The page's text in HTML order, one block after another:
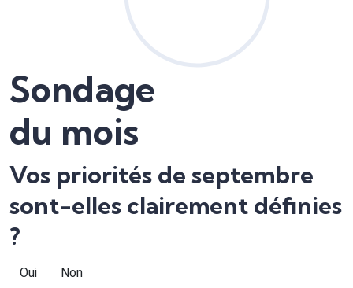
Sondage
du mois
Vos priorités de septembre
sont-elles clairement définies
?
Oui
Non